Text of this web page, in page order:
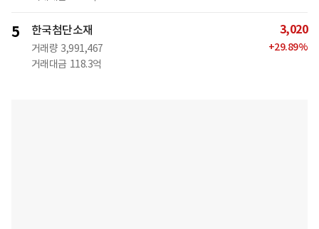
5 한국첨단소재
거래량 3,991,467
거래대금 118.3억
3,020
+29.89%